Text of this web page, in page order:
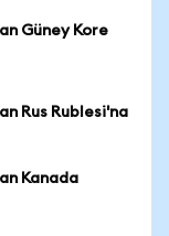
Güney Kore
Rus Rublesi'na
Kanada